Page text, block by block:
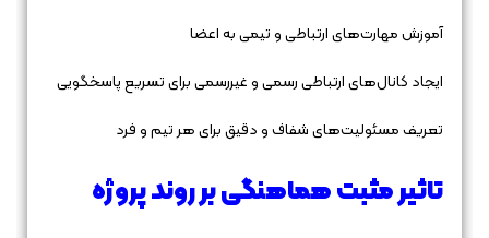
آموزش مهارت‌های ارتباطی و تیمی به اعضا
ایجاد کانال‌های ارتباطی رسمی و غیررسمی برای تسریع پاسخگویی
تعریف مسئولیت‌های شفاف و دقیق برای هر تیم و فرد
تاثیر مثبت هماهنگی بر روند پروژه